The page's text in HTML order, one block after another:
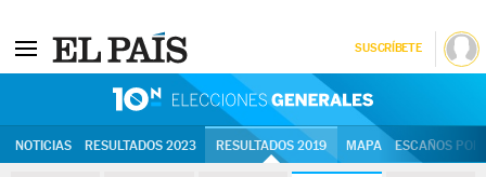
SUSCRÍBETE
NOTICIAS RESULTADOS 2023 RESULTADOS 2019 MAPA ESCAÑOS